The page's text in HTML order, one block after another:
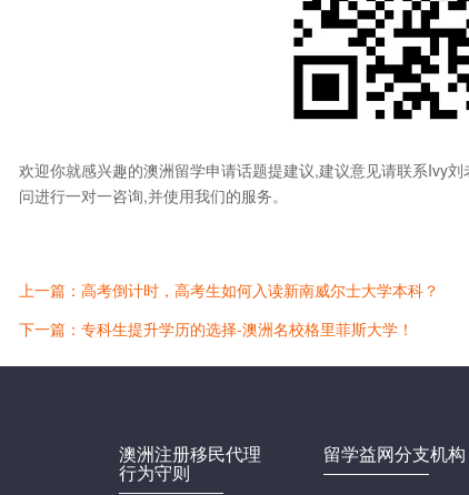
欢迎你就感兴趣的澳洲留学申请话题提建议,建议意见请联系Ivy
问进行一对一咨询,并使用我们的服务。
上一篇：高考倒计时，高考生如何入读新南威尔士大学本科？
下一篇：专科生提升学历的选择-澳洲名校格里菲斯大学！
澳洲注册移民代理
行为守则
留学益网分支机构